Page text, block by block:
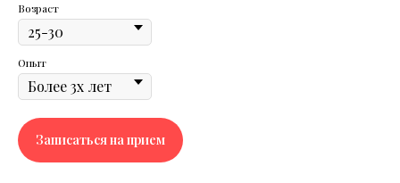
Возраст
Опыт
Записаться на прием
РАС и СДВГ: Нейроотличность
у детей и взрослых
В этот раз поговорим о нейроотличных
людях.Вместе с врачом-психиатром Юлией
Строговой узнаем, что такое РАС* и СДВГ** и какие
их симптомы проявляются в разном возрасте.
Поговорим о том, что делать с усталостью при
СДВГ, почему таблетки не лечат аутизм
и не запускают речь.